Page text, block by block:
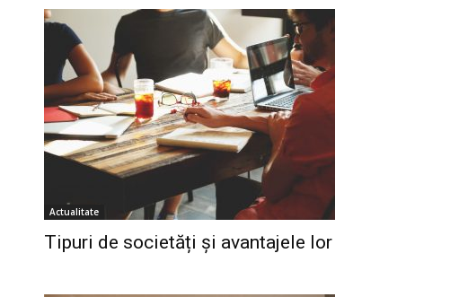
Actualitate
Tipuri de societăți și avantajele lor